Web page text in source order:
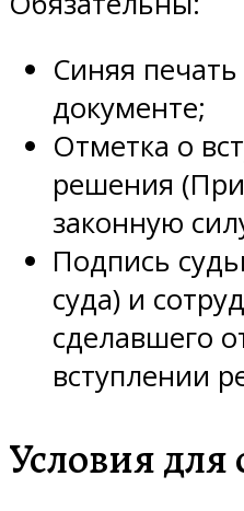
Синяя печать
документе;
Отметка о
решения
законную
Подпись
суда) и
сделавшего
вступлении
Условия для